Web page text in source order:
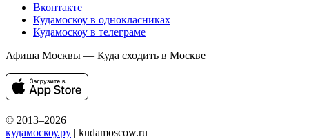
Вконтакте
Кудамоскоу в однокласниках
Кудамоскоу в телеграме
Афиша Москвы — Куда сходить в Москве
© 2013–2026
кудамоскоу.ру | kudamoscow.ru